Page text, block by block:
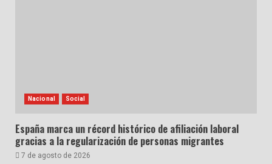
Nacional Social
España marca un récord histórico de afiliación laboral
gracias a la regularización de personas migrantes
7 de agosto de 2026